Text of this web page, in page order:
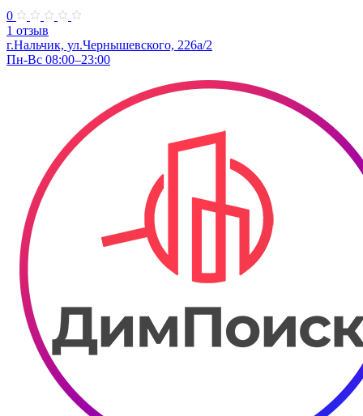
0
1 отзыв
г.Нальчик, ул.Чернышевского, 226а/2
Пн-Вс 08:00–23:00